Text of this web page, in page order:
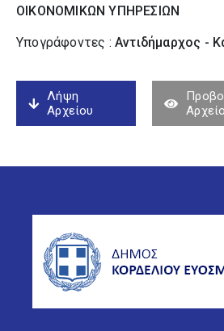
ΟΙΚΟΝΟΜΙΚΩΝ ΥΠΗΡΕΣΙΩΝ
Υπογράφοντες : Αντιδήμαρχος -
Λήψη
Αρχείου